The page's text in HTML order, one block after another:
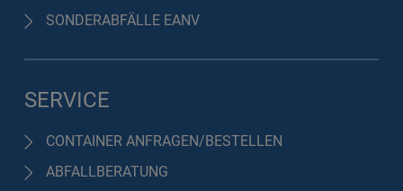
SONDERABFÄLLE EANV
SERVICE
CONTAINER ANFRAGEN/BESTELLEN
ABFALLBERATUNG